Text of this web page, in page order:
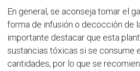
En general, se aconseja tomar el
forma de infusión o decocción de
importante destacar que esta
sustancias tóxicas si se consume
cantidades, por lo que se